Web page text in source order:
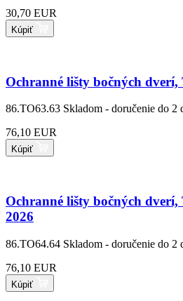
30,70 EUR
Kúpiť
Ochranné lišty bočných dverí,
86.TO63.63 Skladom - doručenie do 2
76,10 EUR
Kúpiť
Ochranné lišty bočných dverí,
2026
86.TO64.64 Skladom - doručenie do 2
76,10 EUR
Kúpiť